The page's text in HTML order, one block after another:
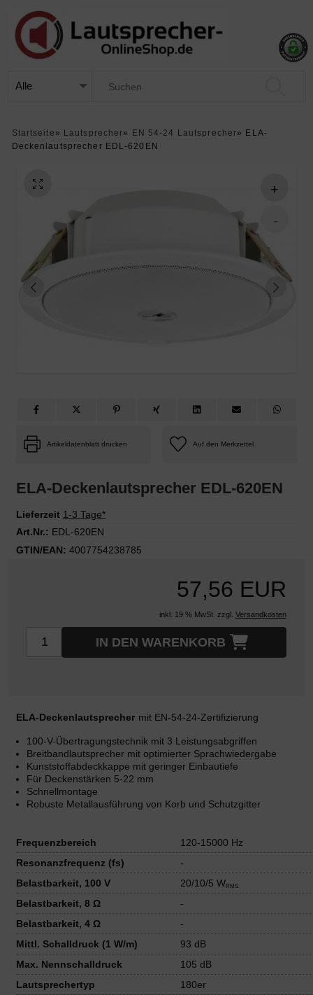
Startseite » Lautsprecher» EN 54-24 Lautsprecher»
ELA-
Deckenlautsprecher EDL-620EN
Artikeldatenblatt drucken
ELA-Deckenlautsprecher EDL-620EN
Lieferzeit 1-3 Tage*
Art.Nr.: EDL-620EN
GTIN/EAN: 4007754238785
57,56 EUR
inkl. 19 % MwSt. zzgl. Versandkosten
IN DEN WARENKORB
ELA-Deckenlautsprecher mit EN-54-24-Zertifizierung
100-V-Übertragungstechnik mit 3 Leistungsabgriffen
Breitbandlautsprecher mit optimierter Sprachwiedergabe
Kunststoffabdeckkappe mit geringer Einbautiefe
Für Deckenstärken 5-22 mm
Schnellmontage
Robuste Metallausführung von Korb und Schutzgitter
Frequenzbereich
120-15000 Hz
Resonanzfrequenz (fs)
-
Belastbarkeit, 100 V
20/10/5 WRMS
Belastbarkeit, 8 Ω
-
Belastbarkeit, 4 Ω
-
Mittl. Schalldruck (1 W/m)
93 dB
Max. Nennschalldruck
105 dB
Lautsprechertyp
180er